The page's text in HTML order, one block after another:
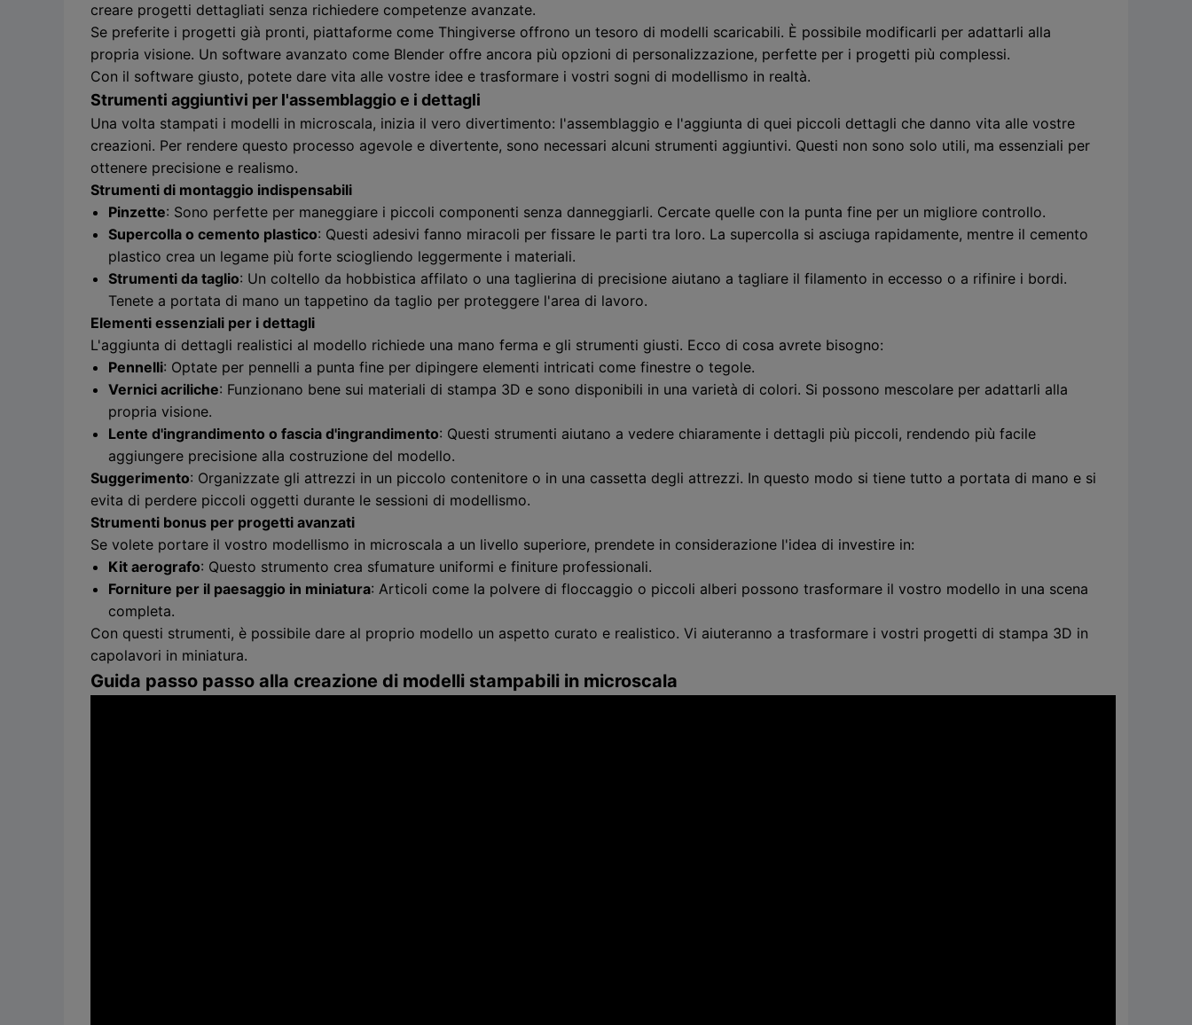
creare progetti dettagliati senza richiedere competenze avanzate.
Se preferite i progetti già pronti, piattaforme come Thingiverse offrono un tesoro di modelli scaricabili. È possibile modificarli per adattarli alla
propria visione. Un software avanzato come Blender offre ancora più opzioni di personalizzazione, perfette per i progetti più complessi.
Con il software giusto, potete dare vita alle vostre idee e trasformare i vostri sogni di modellismo in realtà.
Strumenti aggiuntivi per l'assemblaggio e i dettagli
Una volta stampati i modelli in microscala, inizia il vero divertimento: l'assemblaggio e l'aggiunta di quei piccoli dettagli che danno vita alle vostre
creazioni. Per rendere questo processo agevole e divertente, sono necessari alcuni strumenti aggiuntivi. Questi non sono solo utili, ma essenziali per
ottenere precisione e realismo.
Strumenti di montaggio indispensabili
Pinzette: Sono perfette per maneggiare i piccoli componenti senza danneggiarli. Cercate quelle con la punta fine per un migliore controllo.
Supercolla o cemento plastico: Questi adesivi fanno miracoli per fissare le parti tra loro. La supercolla si asciuga rapidamente, mentre il cemento
plastico crea un legame più forte sciogliendo leggermente i materiali.
Strumenti da taglio: Un coltello da hobbistica affilato o una taglierina di precisione aiutano a tagliare il filamento in eccesso o a rifinire i bordi.
Tenete a portata di mano un tappetino da taglio per proteggere l'area di lavoro.
Elementi essenziali per i dettagli
L'aggiunta di dettagli realistici al modello richiede una mano ferma e gli strumenti giusti. Ecco di cosa avrete bisogno:
Pennelli: Optate per pennelli a punta fine per dipingere elementi intricati come finestre o tegole.
Vernici acriliche: Funzionano bene sui materiali di stampa 3D e sono disponibili in una varietà di colori. Si possono mescolare per adattarli alla
propria visione.
Lente d'ingrandimento o fascia d'ingrandimento: Questi strumenti aiutano a vedere chiaramente i dettagli più piccoli, rendendo più facile
aggiungere precisione alla costruzione del modello.
Suggerimento: Organizzate gli attrezzi in un piccolo contenitore o in una cassetta degli attrezzi. In questo modo si tiene tutto a portata di mano e si
evita di perdere piccoli oggetti durante le sessioni di modellismo.
Strumenti bonus per progetti avanzati
Se volete portare il vostro modellismo in microscala a un livello superiore, prendete in considerazione l'idea di investire in:
Kit aerografo: Questo strumento crea sfumature uniformi e finiture professionali.
Forniture per il paesaggio in miniatura: Articoli come la polvere di floccaggio o piccoli alberi possono trasformare il vostro modello in una scena
completa.
Con questi strumenti, è possibile dare al proprio modello un aspetto curato e realistico. Vi aiuteranno a trasformare i vostri progetti di stampa 3D in
capolavori in miniatura.
Guida passo passo alla creazione di modelli stampabili in microscala